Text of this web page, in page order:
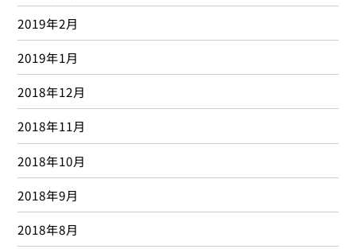
2019年2月
2019年1月
2018年12月
2018年11月
2018年10月
2018年9月
2018年8月